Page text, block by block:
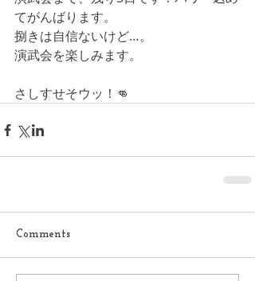
てがんばります。
捌きは自信ないけど…。
演武会を楽しみます。
さしすせそウッ！👊
Comments